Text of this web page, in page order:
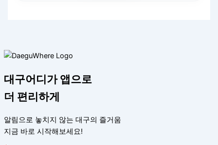
대구어디가 앱으로
더 편리하게
알림으로 놓치지 않는 대구의 즐거움
지금 바로 시작해보세요!